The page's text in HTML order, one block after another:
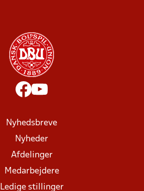
Nyhedsbreve
Nyheder
Afdelinger
Medarbejdere
Ledige stillinger